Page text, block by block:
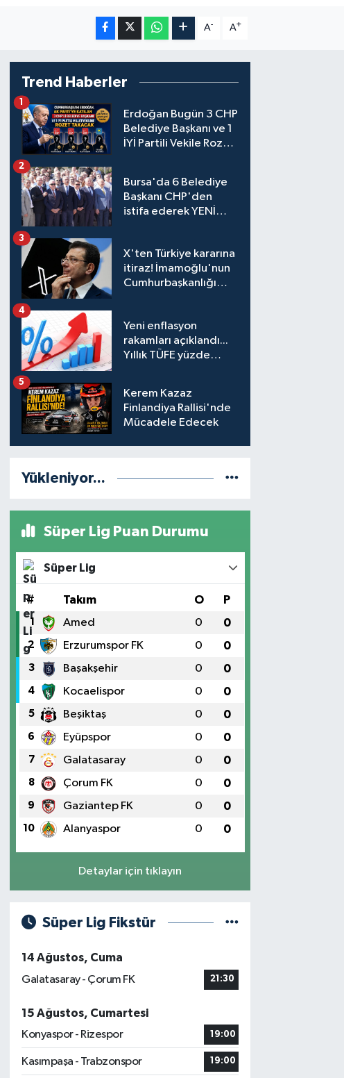
A- A+
Trend Haberler
Erdoğan Bugün 3 CHP
Belediye Başkanı ve 1
İYİ Partili Vekile Rozet
1
Bursa'da 6 Belediye
Başkanı CHP'den
istifa ederek YENİ
2
X'ten Türkiye kararına
itiraz! İmamoğlu'nun
Cumhurbaşkanlığı
engeli mahkemeye
taşındı
3
Yeni enflasyon
rakamları açıklandı...
Yıllık TÜFE yüzde
4
Kerem Kazaz
Finlandiya Rallisi'nde
Mücadele Edecek
5
Yükleniyor...
Süper Lig Puan Durumu
Süper Lig
# Takım O P
1 Amed 0 0
2 Erzurumspor FK 0 0
3 Başakşehir 0 0
4 Kocaelispor 0 0
5 Beşiktaş 0 0
6 Eyüpspor 0 0
7 Galatasaray 0 0
8 Çorum FK 0 0
9 Gaziantep FK 0 0
10 Alanyaspor 0 0
Detaylar için tıklayın
Süper Lig Fikstür
14 Ağustos, Cuma
Galatasaray - Çorum FK
21:30
15 Ağustos, Cumartesi
Konyaspor - Rizespor
19:00
Kasımpaşa - Trabzonspor 19:00